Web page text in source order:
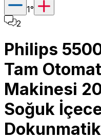
1°
2
Philips
Tam
Makinesi
Soğuk